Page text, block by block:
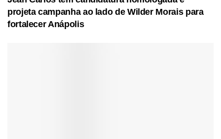
projeta campanha ao lado de Wilder Morais para
fortalecer Anápolis